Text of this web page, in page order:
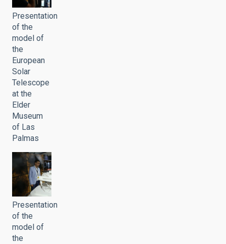
Presentation
of the
model of
the
European
Solar
Telescope
at the
Elder
Museum
of Las
Palmas
Presentation
of the
model of
the